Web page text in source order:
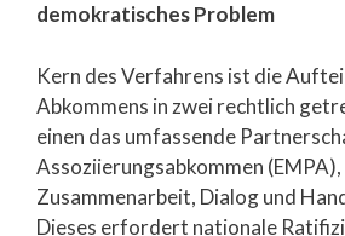
demokratisches Problem
Kern des Verfahrens ist die
Abkommens in zwei rechtlich
einen das umfassende
Assoziierungsabkommen
Zusammenarbeit, Dialog und
Dieses erfordert nationale